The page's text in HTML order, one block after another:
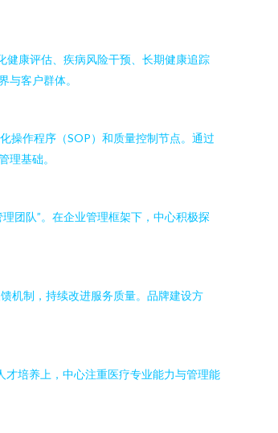
健康评估、疾病风险干预、长期健康追踪
客户群体。
操作程序（SOP）和质量控制节点。通过
理基础。
团队”。在企业管理框架下，中心积极探
机制，持续改进服务质量。品牌建设方
培养上，中心注重医疗专业能力与管理能